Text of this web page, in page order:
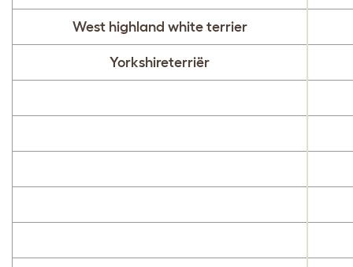
West highland white terrier
Yorkshireterriër